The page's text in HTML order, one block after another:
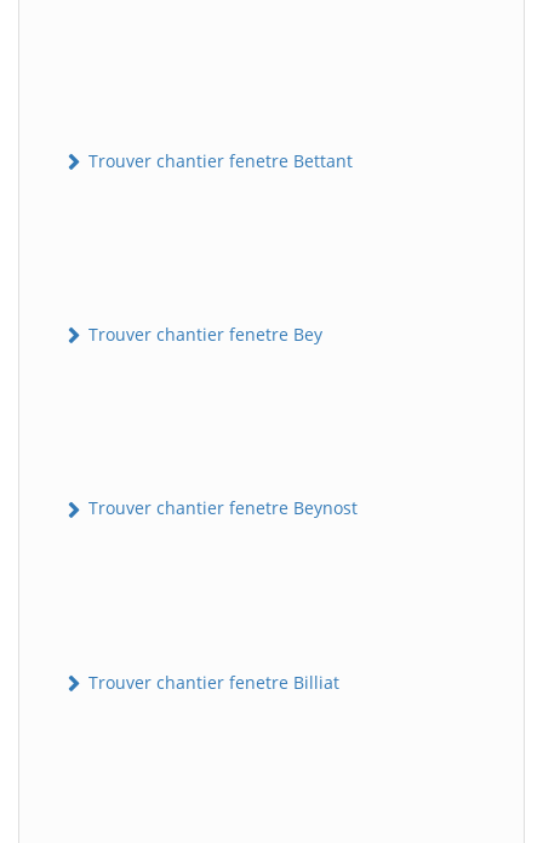
Trouver chantier fenetre Bettant
Trouver chantier fenetre Bey
Trouver chantier fenetre Beynost
Trouver chantier fenetre Billiat